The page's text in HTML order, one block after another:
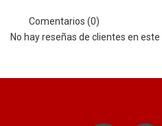
Comentarios (0)
No hay reseñas de clientes en